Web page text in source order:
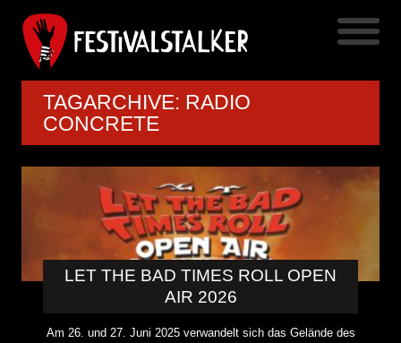
TAGARCHIVE: RADIO
CONCRETE
LET THE BAD TIMES ROLL OPEN
AIR 2026
Am 26. und 27. Juni 2025 verwandelt sich das Gelände des